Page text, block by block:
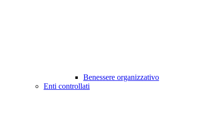
Benessere organizzativo
Enti controllati